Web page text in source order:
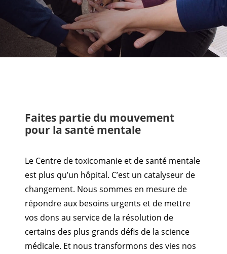
Faites partie du mouvement
pour la santé mentale
Le Centre de toxicomanie et de santé mentale
est plus qu’un hôpital. C’est un catalyseur de
changement. Nous sommes en mesure de
répondre aux besoins urgents et de mettre
vos dons au service de la résolution de
certains des plus grands défis de la science
médicale. Et nous transformons des vies nos